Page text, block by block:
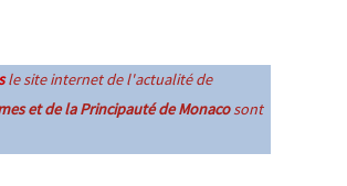
le site internet de l'actualité de
et de la Principauté de Monacosont